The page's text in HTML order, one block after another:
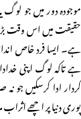
موجودہ دور میں جو لوگ
حقیقت میں اس وقت بڑی
ہے۔ ایسا فرد خاص
ہے تاکہ لوگ اپنی
کردار ادا کرسکیں
پوری دنیا پر اچھے